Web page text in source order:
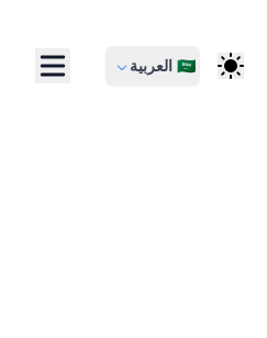
🇸🇦 العربية